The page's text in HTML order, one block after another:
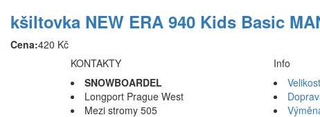
kšiltovka NEW ERA 940 Kids Basic
Cena:420 Kč
KONTAKTY
SNOWBOARDEL
Longport Prague West
Mezi stromy 505
Info